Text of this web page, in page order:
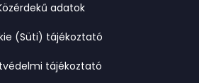
adatok
(Süti) tájékoztató
tájékoztató